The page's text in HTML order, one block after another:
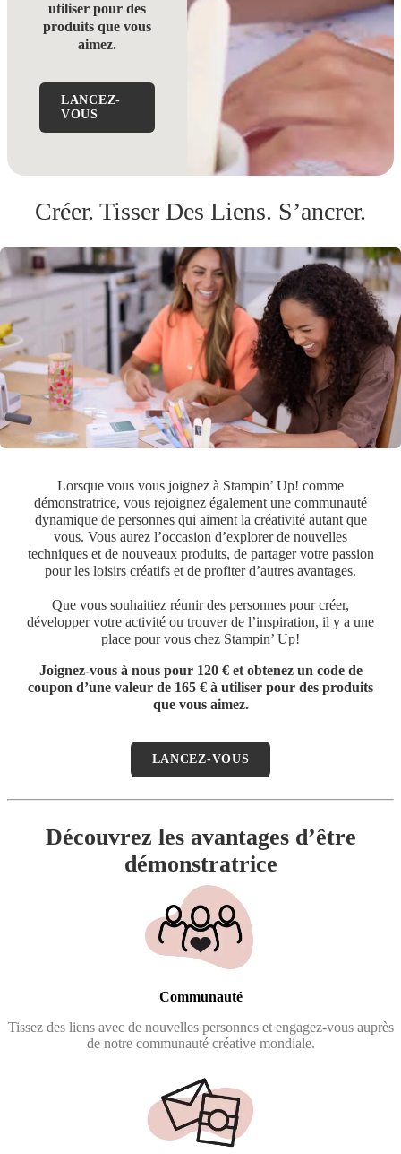
utiliser pour des
produits que vous
aimez.
LANCEZ-
VOUS
Créer. Tisser Des Liens. S’ancrer.
Lorsque vous vous joignez à Stampin’ Up! comme
démonstratrice, vous rejoignez également une communauté
dynamique de personnes qui aiment la créativité autant que
vous. Vous aurez l’occasion d’explorer de nouvelles
techniques et de nouveaux produits, de partager votre passion
pour les loisirs créatifs et de profiter d’autres avantages.
Que vous souhaitiez réunir des personnes pour créer,
développer votre activité ou trouver de l’inspiration, il y a une
place pour vous chez Stampin’ Up!
Joignez-vous à nous pour 120 € et obtenez un code de
coupon d’une valeur de 165 € à utiliser pour des produits
que vous aimez.
LANCEZ-VOUS
Découvrez les avantages d’être
démonstratrice
Communauté
Tissez des liens avec de nouvelles personnes et engagez-vous auprès
de notre communauté créative mondiale.